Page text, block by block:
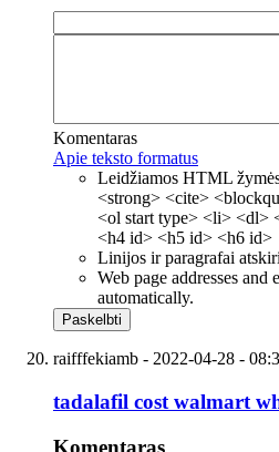
Komentaras
Apie teksto formatus
Leidžiamos HTML
<strong> <cite>
<ol start type> <li> <dl>
<h4 id> <h5 id> <h6 id>
Linijos ir paragrafai
Web page addresses and
automatically.
raifffekiamb - 2022-04-28 -
tadalafil cost walmart
Komentaras